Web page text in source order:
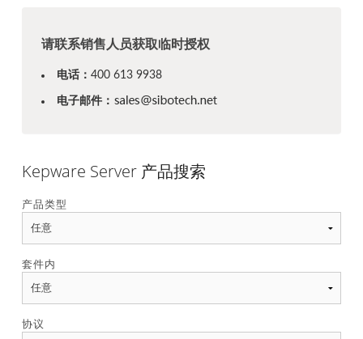
请联系销售人员获取临时授权
电话： 400 613 9938
电子邮件：
Kepware Server 产品搜索
产品类型
套件内
协议